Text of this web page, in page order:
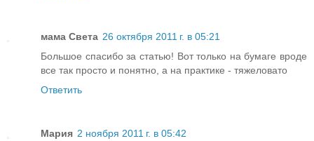
мама Света 26 октября 2011 г. в 05:21
Большое спасибо за статью! Вот только на бумаге вроде
все так просто и понятно, а на практике - тяжеловато
Ответить
Мария 2 ноября 2011 г. в 05:42